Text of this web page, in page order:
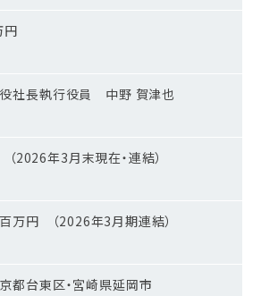
円
社長執行役員 中野 賀津也
2026年3月末現在・連結）
万円 （2026年3月期連結）
都台東区・宮崎県延岡市